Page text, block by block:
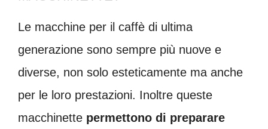
Le macchine per il caffè di ultima
generazione sono sempre più nuove e
diverse, non solo esteticamente ma anche
per le loro prestazioni. Inoltre queste
macchinette permettono di preparare